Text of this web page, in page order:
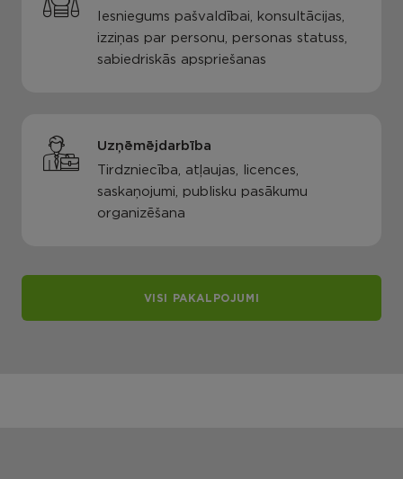
Iesniegums pašvaldībai, konsultācijas,
izziņas par personu, personas statuss,
sabiedriskās apspriešanas
Uzņēmējdarbība
Tirdzniecība, atļaujas, licences,
saskaņojumi, publisku pasākumu
organizēšana
VISI PAKALPOJUMI